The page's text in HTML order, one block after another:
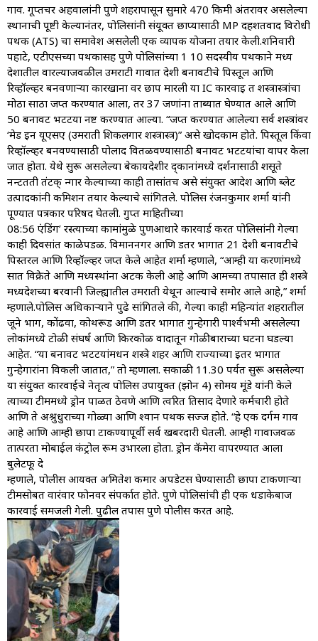
गाव. गूप्तचर अहवालांनी पुणे शहरापासून सुमारे 470 किमी अंतरावर असलेल्या
स्थानाची पूष्टी केल्यानंतर, पोलिसांनी संयूक्त छाप्यासाठी MP दहशतवाद विरोधी
पथक (ATS) चा समावेश असलेली एक व्यापक योजना तयार केली.शनिवारी
पहाटे, एटीएसच्या पथकासह पुणे पोलिसांच्या 1 10 सदस्यीय पथकाने मध्य
प्रदेशातील वारल्याजवळील उमराटी गावात देशी बनावटीचे पिस्तूल आणि
रिव्हॉल्व्हर बनवणाऱ्या कारखाना वर छाप मारली या IC कारवाइ त शस्त्रास्त्रांचा
मोठा साठा जप्त करण्यात आला, तर 37 जणांना ताब्यात घेण्यात आले आणि
50 बनावट भटटया नष्ट करण्यात आल्या. “जप्त करण्यात आलेल्या सर्व शस्त्रांवर
‘मेड इन यूएसए (उमराती शिकलगार शस्त्रास्त्र)” असे खोदकाम होते. पिस्तूल किंवा
रिव्हॉल्व्हर बनवण्यासाठी पोलाद वितळवण्यासाठी बनावट भटटयांचा वापर केला
जात होता. येथे सुरू असलेल्या बेकायदेशीर द्कानांमध्ये प्रदर्शनासाठी शसूते
नन्टतती तंटक् न्गार केल्याच्या काही तासांतच असे संयुक्त आदेश आणि ब्लेट
उत्पादकांनी कमिशन तयार केल्याचे सांगितले. पोलिस रंजनकुमार शर्मा यांनी
पूण्यात पत्रकार परिषद घेतली. गुप्त माहितीच्या
08:56 एंडिंग’ रस्त्याच्या कामांमुळे पुणआधारे कारवार्ड करत पोलिसांनी गेल्या
काही दिवसांत काळेपडळ. विमाननगर आणि डतर भागात 21 देशी बनावटीचे
पिस्तरल आणि रिव्हॉल्व्हर जप्त केले आहेत शर्मा म्हणाले, “आम्ही या प्रकरणांमध्ये
सात विक्रेते आणि मध्यस्थांना अटक केली आहे आणि आमच्या तपासात ही शस्त्रे
मध्यप्रदेशच्या बरवानी जिल्ह्यातील उमराती येथून आल्याचे समोर आले आहे,” शर्मा
म्हणाले.पोलिस अधिकाऱ्याने पुढे सांगितले की, गेल्या काही महिन्यांत शहरातील
जूने भाग, कोंढवा, कोथरूड आणि डतर भागात गुन्हेगारी पार्श्वभमी असलेल्या
लोकांमध्ये टोळी संघर्ष आणि किरकोळ वादातून गोळीबाराच्या घटना घडल्या
आहेत. “या बनावट भटटयांमधन शस्त्रे शहर आणि राज्याच्या इतर भागात
गुन्हेगारांना विकली जातात,” तो म्हणाला. सकाळी 11.30 पर्यत सुरू असलेल्या
या संयुक्त कारवाईचे नेतृत्व पोलिस उपायुक्त (झोन 4) सोमय मूंडे यांनी केले
त्याच्या टीममध्ये ड्रोन पाळत ठेवणे आणि त्वरित प्रतिसाद देणारे कर्मचारी होते
आणि ते अश्रुधुराच्या गोळ्या आणि श्वान पथक सज्ज होते. “हे एक दर्गम गाव
आहे आणि आम्ही छापा टाकण्यापूर्वी सर्व खबरदारी घेतली. आम्ही गावाजवळ
तात्परता मोबाईल कंट्रोल रूम उभारला होता. ड्रोन कॅमेरा वापरण्यात आला
बुलेटप्रूफ दे
म्हणाले, पोलीस आयक्त अमितेश कमार अपडेटस घेण्यासाठी छापा टाकणाऱ्या
टीमसोबत वारंवार फोनवर संपर्कात होते. पुणे पोलिसांची ही एक धडाकेबाज
कारवाई समजली गेली. पुढील तपास पुणे पोलीस करत आहे.